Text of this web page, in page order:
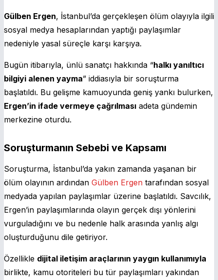
Gülben Ergen, İstanbul’da gerçekleşen ölüm olayıyla ilgili
sosyal medya hesaplarından yaptığı paylaşımlar
nedeniyle yasal süreçle karşı karşıya.
Bugün itibarıyla, ünlü sanatçı hakkında “halkı yanıltıcı
bilgiyi alenen yayma” iddiasıyla bir soruşturma
başlatıldı. Bu gelişme kamuoyunda geniş yankı bulurken,
Ergen’in ifade vermeye çağrılması adeta gündemin
merkezine oturdu.
Soruşturmanın Sebebi ve Kapsamı
Soruşturma, İstanbul’da yakın zamanda yaşanan bir
ölüm olayının ardından Gülben Ergen tarafından sosyal
medyada yapılan paylaşımlar üzerine başlatıldı. Savcılık,
Ergen’in paylaşımlarında olayın gerçek dışı yönlerini
vurguladığını ve bu nedenle halk arasında yanlış algı
oluşturduğunu dile getiriyor.
Özellikle dijital iletişim araçlarının yaygın kullanımıyla
birlikte, kamu otoriteleri bu tür paylaşımları yakından